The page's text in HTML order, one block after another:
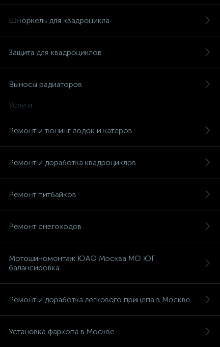
Шноркель для квадроцикла
Защита для квадроциклов
Выносы радиаторов
Услуги
Ремонт и тюнинг лодок и катеров
Ремонт и доработка квадроциклов
Ремонт питбайков
Ремонт снегоходов
Мотошиномонтаж ЮАО Москва МО ЮГ
балансировка
Ремонт и доработка легкового прицепа в Москве
Установка фаркопа в Москве